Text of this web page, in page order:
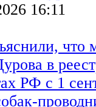
16:11
что
в